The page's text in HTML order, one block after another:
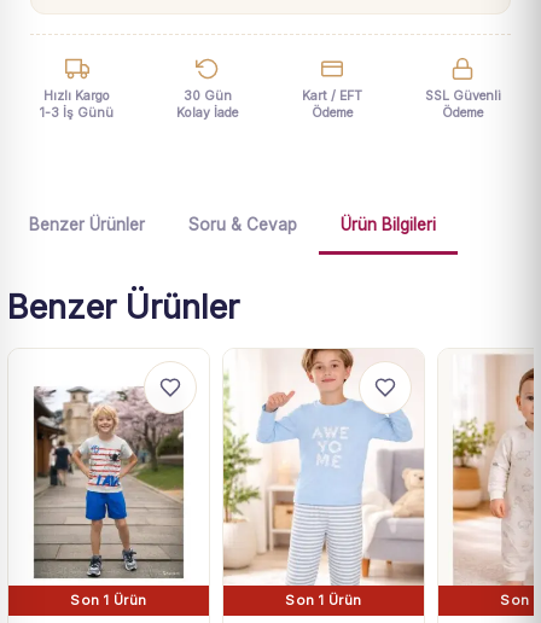
Hızlı Kargo
1-3 İş Günü
30 Gün
Kolay İade
Kart / EFT
Ödeme
SSL Güvenli
Ödeme
Benzer Ürünler Soru & Cevap Ürün Bilgileri
Benzer Ürünler
Son 1 Ürün
Son 1 Ürün
Son